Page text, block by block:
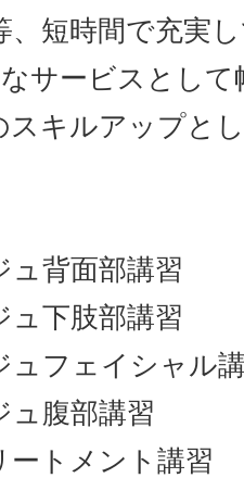
、短時間で充実
サービスとして
スキルアップと
ュ背面部講習
ュ下肢部講習
ュフェイシャル
ュ腹部講習
トメント講習